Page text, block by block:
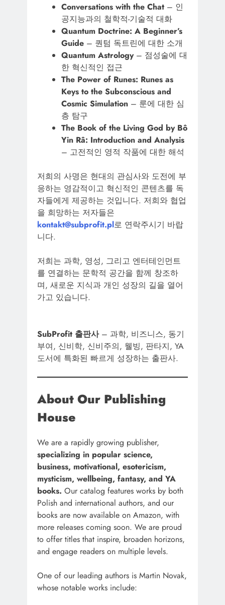
Conversations with the Chat – 인
공지능과의 철학적-기술적 대화
Quantum Doctrine: A Beginner’s
Guide – 퀀텀 독트린에 대한 소개
Quantum Astrology– 점성술에 대
한 혁신적인 접근
The Power of Runes: Runes as
Keys to the Subconscious and
Cosmic Simulation – 룬에 대한 심
층 탐구
The Book of the Living God by Bô
Yin Râ: Introduction and Analysis
– 고전적인 영적 작품에 대한 해석
저희의 사명은 현대의 관심사와 도전에 부
응하는 영감적이고 혁신적인 콘텐츠를 독
자들에게 제공하는 것입니다. 저희와 협업
을 희망하는 저자들은
kontakt@subprofit.pl로 연락주시기 바랍
니다.
저희는 과학, 영성, 그리고 엔터테인먼트
를 연결하는 문학적 공간을 함께 창조하
며, 새로운 지식과 개인 성장의 길을 열어
가고 있습니다.
SubProfit 출판사– 과학, 비즈니스, 동기
부여, 신비학, 신비주의, 웰빙, 판타지, YA
도서에 특화된 빠르게 성장하는 출판사.
About Our Publishing
House
We are a rapidly growing publisher,
specializing in popular science,
business, motivational, esotericism,
mysticism, wellbeing, fantasy, and YA
books. Our catalog features works by both
Polish and international authors, and our
books are now available on Amazon, with
more releases coming soon. We are proud
to offer titles that inspire, broaden horizons,
and engage readers on multiple levels.
One of our leading authors is Martin Novak,
whose notable works include: